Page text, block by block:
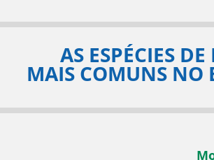
AS ESPÉCIES
MAIS COMUNS NO